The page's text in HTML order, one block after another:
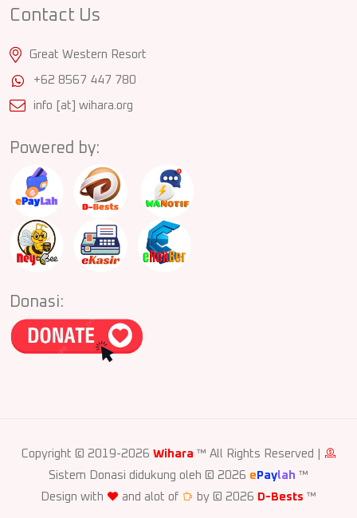
Contact Us
Great Western Resort
+62 8567 447 780
info [at] wihara.org
Powered by:
Donasi:
Copyright © 2019-2026 Wihara ™ All Rights Reserved |
Sistem Donasi didukung oleh © 2026 ePaylah ™
Design with
and alot of by © 2026 D-Bests ™